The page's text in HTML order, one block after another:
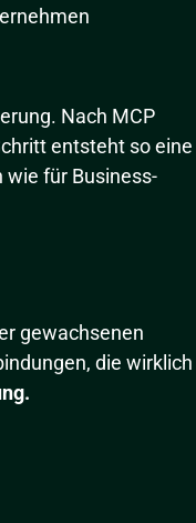
Nach MCP
entsteht so eine
für Business-
gewachsenen
die wirklich